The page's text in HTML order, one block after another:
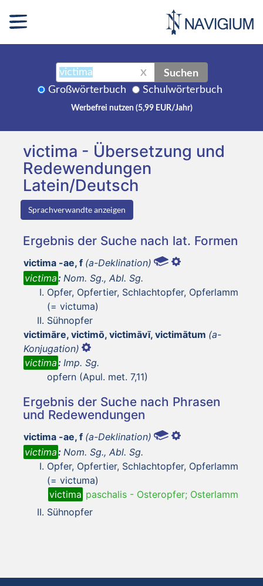
X Suchen
Großwörterbuch Schulwörterbuch
Werbefrei nutzen (5,99 EUR/Jahr)
victima - Übersetzung und
Redewendungen
Latein/Deutsch
Sprachverwandte anzeigen
Ergebnis der Suche nach lat. Formen
victima -ae, f (a-Deklination)
victima: Nom. Sg., Abl. Sg.
Opfer, Opfertier, Schlachtopfer, Opferlamm
(= victuma)
Sühnopfer
victimāre, victimō, victimāvī, victimātum (a-
Konjugation)
victima: Imp. Sg.
opfern (Apul. met. 7,11)
Ergebnis der Suche nach Phrasen
und Redewendungen
victima -ae, f (a-Deklination)
victima: Nom. Sg., Abl. Sg.
Opfer, Opfertier, Schlachtopfer, Opferlamm
(= victuma)
victima paschalis - Osteropfer; Osterlamm
Sühnopfer